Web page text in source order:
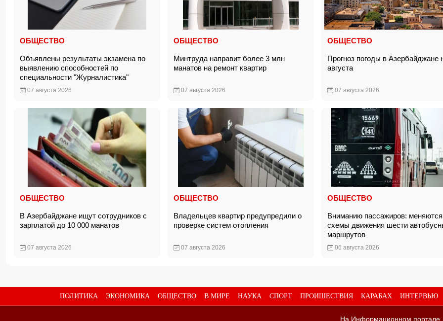
ОБЩЕСТВО
Объявлены результаты экзамена по
выявлению способностей по
специальности "Журналистика"
07 августа 2026
ОБЩЕСТВО
Минтруда направит более 3 млн
манатов на ремонт квартир
07 августа 2026
ОБЩЕСТВО
Прогноз погоды в Азербайджане
августа
07 августа 2026
ОБЩЕСТВО
В Азербайджане ищут сотрудников с
зарплатой до 10 000 манатов
07 августа 2026
ОБЩЕСТВО
Владельцев квартир предупредили о
проверке систем отопления
07 августа 2026
ОБЩЕСТВО
Вниманию пассажиров: меняются
схемы движения шести
маршрутов
06 августа 2026
ПОЛИТИКА ЭКОНОМИКА ОБЩЕСТВО В МИРЕ НАУКА СПОРТ ПРОИШЕСТВИЯ КАРАБАХ ИНТЕРВЬЮ
На Информационном портале